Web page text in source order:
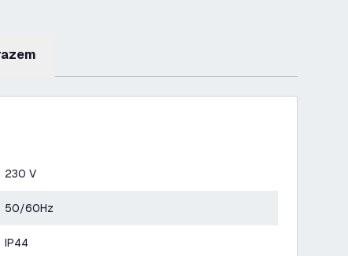
230 V
50/60Hz
IP44